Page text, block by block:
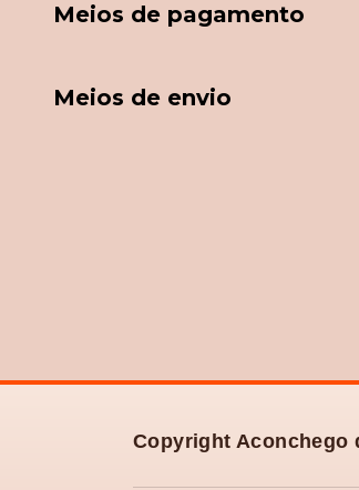
Meios de pagamento
Meios de envio
Copyright Aconchego